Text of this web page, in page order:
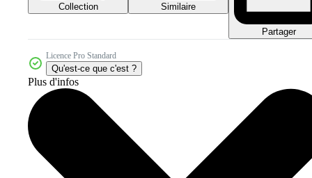
Collection Similaire
Partager
Licence Pro Standard
Qu'est-ce que c'est ?
Plus d'infos